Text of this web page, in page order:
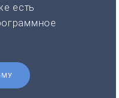
есть